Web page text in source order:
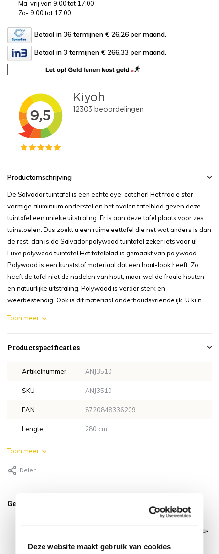
Deze website maakt gebruik van cookies
Ma-vrij van 9:00 tot 17:00
Za- 9:00 tot 17:00
Betaal in 36 termijnen € 26,26 per maand.
Betaal in 3 termijnen € 266,33 per maand.
Productomschrijving
De Salvador tuintafel is een echte eye-catcher! Het fraaie ster-
vormige aluminium onderstel en het ovalen tafelblad geven deze
tuintafel een unieke uitstraling. Er is aan deze tafel plaats voor zes
tuinstoelen. Dus zoekt u een ruime eettafel die net wat anders is dan
de rest, dan is de Salvador polywood tuintafel zeker iets voor u!
Luxe polywood tuintafel Het tafelblad is gemaakt van polywood.
Polywood is een kunststof materiaal dat een hout-look heeft. Zo
heeft de tafel niet de nadelen van hout, maar wel de fraaie houten
en natuurlijke uitstraling. Polywood is verder sterk en
weerbestendig. Ook is dit materiaal onderhoudsvriendelijk. U kun...
Toon meer
Productspecificaties
Artikelnummer ANJ3510
SKU ANJ3510
EAN 8720848336209
Lengte 280 cm
Toon meer
Delen
Gerelateerde producten